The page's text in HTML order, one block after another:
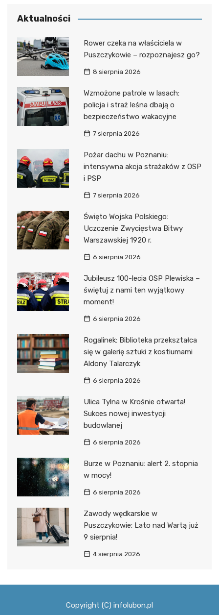
Aktualności
Rower czeka na właściciela w
Puszczykowie – rozpoznajesz go?
8 sierpnia 2026
Wzmożone patrole w lasach:
policja i straż leśna dbają o
bezpieczeństwo wakacyjne
7 sierpnia 2026
Pożar dachu w Poznaniu:
intensywna akcja strażaków z OSP
i PSP
7 sierpnia 2026
Święto Wojska Polskiego:
Uczczenie Zwycięstwa Bitwy
Warszawskiej 1920 r.
6 sierpnia 2026
Jubileusz 100-lecia OSP Plewiska –
świętuj z nami ten wyjątkowy
moment!
6 sierpnia 2026
Rogalinek: Biblioteka przekształca
się w galerię sztuki z kostiumami
Aldony Talarczyk
6 sierpnia 2026
Ulica Tylna w Krośnie otwarta!
Sukces nowej inwestycji
budowlanej
6 sierpnia 2026
Burze w Poznaniu: alert 2. stopnia
w mocy!
6 sierpnia 2026
Zawody wędkarskie w
Puszczykowie: Lato nad Wartą już
9 sierpnia!
4 sierpnia 2026
Copyright (C) infolubon.pl